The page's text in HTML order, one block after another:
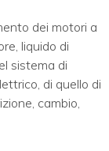
dei motori a
liquido di
sistema di
di quello di
cambio,